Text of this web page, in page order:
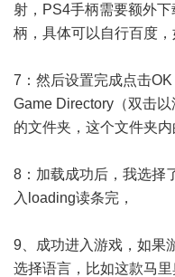
射，PS4手柄需要额外
柄，具体可以自行百度，
7：然后设置完成点击
Game Directory（双击
的文件夹，这个文件夹
8：加载成功后，我选择
入loading读条完，
9、成功进入游戏，如果
选择语言，比如这款马